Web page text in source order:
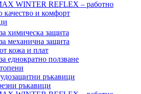
химическа защита
механична защита
кожа и плат
еднократно ползване
ръкавици
ръкавици